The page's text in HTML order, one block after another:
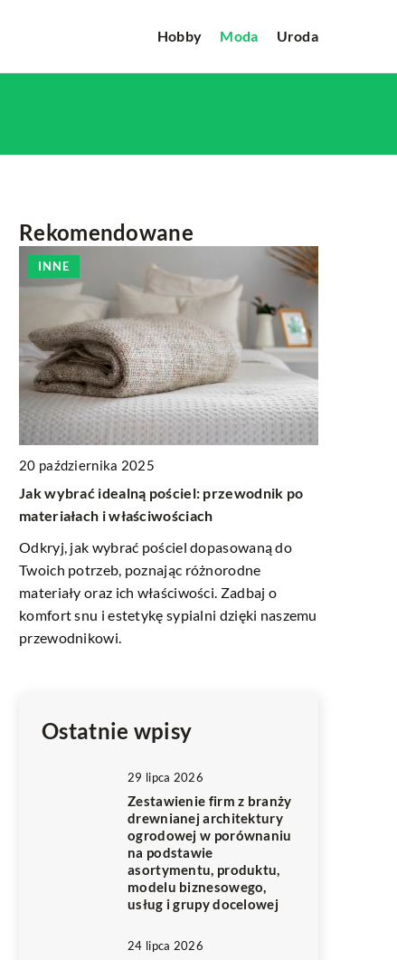
Hobby Moda Uroda
Rekomendowane
INNE
20 października 2025
Jak wybrać idealną pościel: przewodnik po
materiałach i właściwościach
Odkryj, jak wybrać pościel dopasowaną do
Twoich potrzeb, poznając różnorodne
materiały oraz ich właściwości. Zadbaj o
komfort snu i estetykę sypialni dzięki naszemu
przewodnikowi.
Ostatnie wpisy
29 lipca 2026
Zestawienie firm z branży
drewnianej architektury
ogrodowej w porównaniu
na podstawie
asortymentu, produktu,
modelu biznesowego,
usług i grupy docelowej
24 lipca 2026